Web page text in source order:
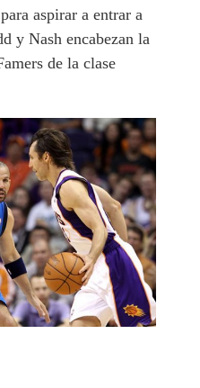
aspirar a entrar a
y Nash encabezan la
de la clase